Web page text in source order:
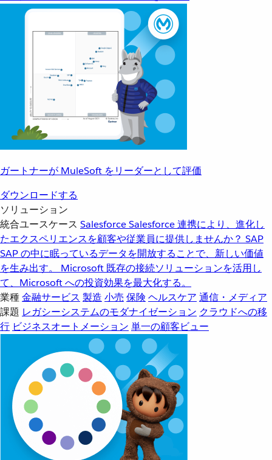
ガートナーが MuleSoft をリーダーとして評価
ダウンロードする
ソリューション
統合ユースケース SalesforceSalesforce 連携により、進化し
たエクスペリエンスを顧客や従業員に提供しませんか？ SAP
SAP の中に眠っているデータを開放することで、新しい価値
を生み出す。
Microsoft 既存の接続ソリューションを活用し
て、Microsoft への投資効果を最大化する。
業種金融サービス 製造 小売 保険 ヘルスケア 通信・メディア
課題 レガシーシステムのモダナイゼーション クラウドへの移
行 ビジネスオートメーション 単一の顧客ビュー